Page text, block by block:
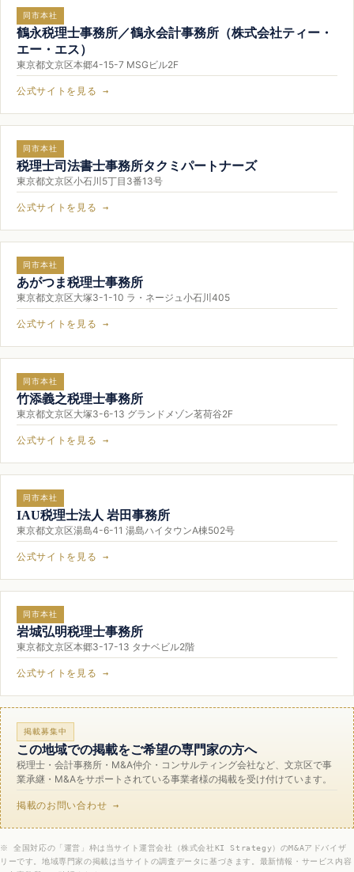
同市本社
鶴永税理士事務所／鶴永会計事務所（株式会社ティー・
エー・エス）
東京都文京区本郷4-15-7 MSGビル2F
公式サイトを見る →
同市本社
税理士司法書士事務所タクミパートナーズ
東京都文京区小石川5丁目3番13号
公式サイトを見る →
同市本社
あがつま税理士事務所
東京都文京区大塚3-1-10 ラ・ネージュ小石川405
公式サイトを見る →
同市本社
竹添義之税理士事務所
東京都文京区大塚3-6-13 グランドメゾン茗荷谷2F
公式サイトを見る →
同市本社
IAU税理士法人 岩田事務所
東京都文京区湯島4-6-11 湯島ハイタウンA棟502号
公式サイトを見る →
同市本社
岩城弘明税理士事務所
東京都文京区本郷3-17-13 タナベビル2階
公式サイトを見る →
掲載募集中
この地域での掲載をご希望の専門家の方へ
税理士・会計事務所・M&A仲介・コンサルティング会社など、文京区で事
業承継・M&Aをサポートされている事業者様の掲載を受け付けています。
掲載のお問い合わせ →
※ 全国対応の「運営」枠は当サイト運営会社（株式会社KI Strategy）のM&Aアドバイザ
リーです。地域専門家の掲載は当サイトの調査データに基づきます。最新情報・サービス内容